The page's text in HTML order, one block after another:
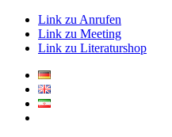
Link zu Anrufen
Link zu Meeting
Link zu Literaturshop